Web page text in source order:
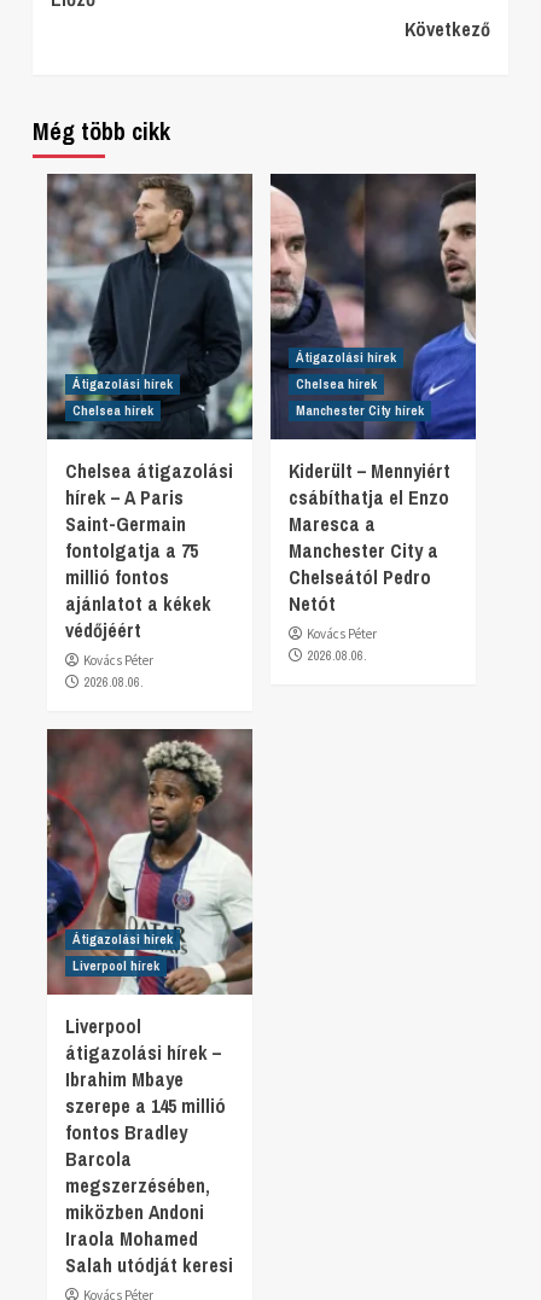
Következő
Még több cikk
Átigazolási hírek
Chelsea hírek
Chelsea átigazolási
hírek – A Paris
Saint-Germain
fontolgatja a 75
millió fontos
ajánlatot a kékek
védőjéért
Kovács Péter
2026.08.06.
Átigazolási hírek
Chelsea hírek
Manchester City hírek
Kiderült – Mennyiért
csábíthatja el Enzo
Maresca a
Manchester City a
Chelseától Pedro
Netót
Kovács Péter
2026.08.06.
Átigazolási hírek
Liverpool hírek
Liverpool
átigazolási hírek –
Ibrahim Mbaye
szerepe a 145 millió
fontos Bradley
Barcola
megszerzésében,
miközben Andoni
Iraola Mohamed
Salah utódját keresi
Kovács Péter